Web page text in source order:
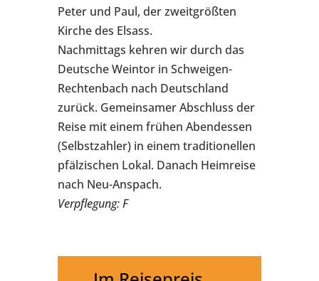
Peter und Paul, der zweitgrößten
Kirche des Elsass.
Nachmittags kehren wir durch das
Deutsche Weintor in Schweigen-
Rechtenbach nach Deutschland
zurück. Gemeinsamer Abschluss der
Reise mit einem frühen Abendessen
(Selbstzahler) in einem traditionellen
pfälzischen Lokal. Danach Heimreise
nach Neu-Anspach.
Verpflegung: F